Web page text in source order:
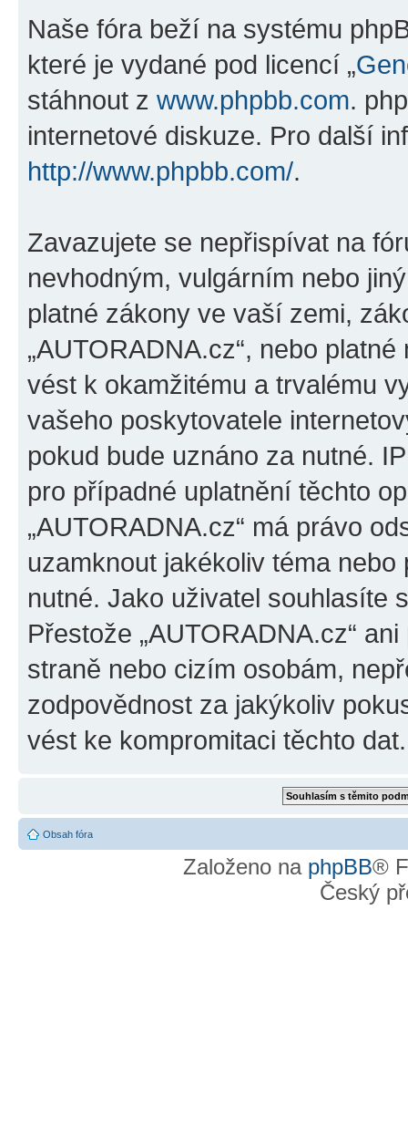
Naše fóra beží na systému
které je vydané pod licencí „
stáhnout z www.phpbb.com.
internetové diskuze. Pro další
http://www.phpbb.com/.
Zavazujete se nepřispívat na
nevhodným, vulgárním nebo
platné zákony ve vaší zemi,
„AUTORADNA.cz“, nebo
vést k okamžitému a trvalému
vašeho poskytovatele
pokud bude uznáno za nutné.
pro případné uplatnění těchto
„AUTORADNA.cz“ má právo
uzamknout jakékoliv téma
nutné. Jako uživatel souhlasíte
Přestože „AUTORADNA.cz“
straně nebo cizím osobám,
zodpovědnost za jakýkoliv
vést ke kompromitaci těchto dat.
Obsah fóra
Založeno na phpBB®
Český